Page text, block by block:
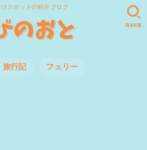
スポットの紹介ブログ
旅行記 フェリー
SEARCH